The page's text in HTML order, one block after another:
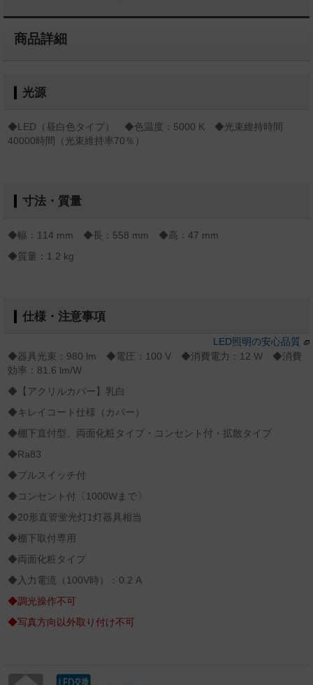
商品詳細
光源
◆LED（昼白色タイプ） ◆色温度：5000 K ◆光束維持時間
40000時間（光束維持率70％）
寸法・質量
◆幅：114 mm ◆長：558 mm ◆高：47 mm
◆質量：1.2 kg
仕様・注意事項
LED照明の安心品質
◆器具光束：980 lm ◆電圧：100 V ◆消費電力：12 W ◆消費
効率：81.6 lm/W
◆【アクリルカバー】乳白
◆キレイコート仕様（カバー）
◆棚下直付型、両面化粧タイプ・コンセント付・拡散タイプ
◆Ra83
◆プルスイッチ付
◆コンセント付〔1000Wまで〕
◆20形直管蛍光灯1灯器具相当
◆棚下取付専用
◆両面化粧タイプ
◆入力電流（100V時）：0.2 A
◆調光操作不可
◆写真方向以外取り付け不可